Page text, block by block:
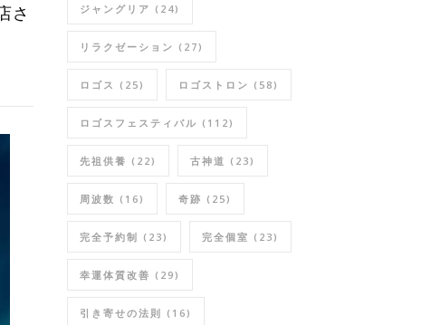
さ
ジャングリア (24)
リラクゼーション (27)
ロゴス (25) ロゴストロン (58)
ロゴスフェスティバル (112)
先祖供養 (22) 古神道 (23)
周波数 (16) 奇跡 (25)
完全予約制 (23) 完全個室 (23)
幸運体質改善 (29)
引き寄せの法則 (16)